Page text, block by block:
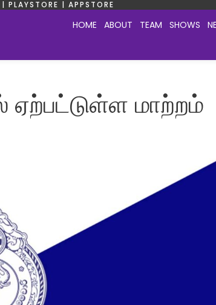
| APPSTORE
HOME ABOUT TEAM SHOWS
ஏற்பட்டுள்ள மாற்றம்